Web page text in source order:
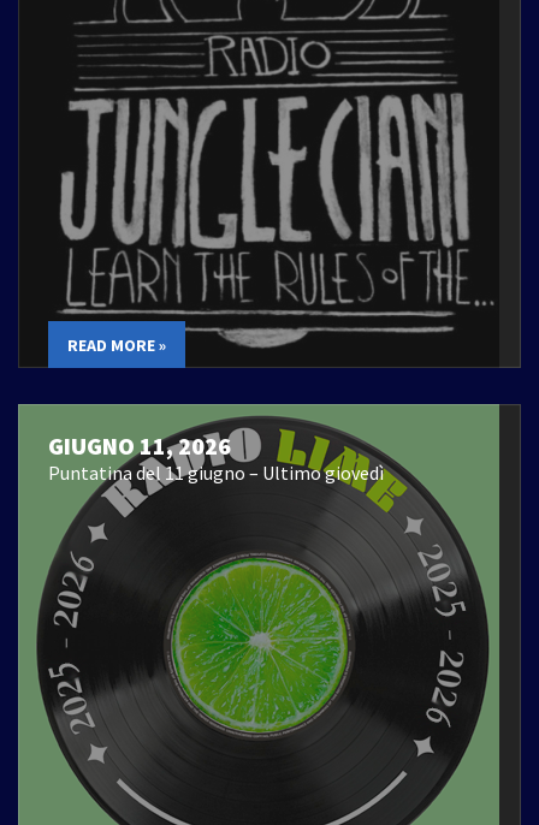
READ MORE »
GIUGNO 11, 2026
Puntatina del 11 giugno – Ultimo giovedì